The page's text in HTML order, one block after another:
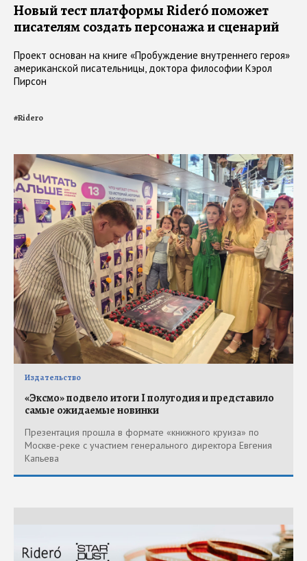
Новый тест платформы Rideró поможет
писателям создать персонажа и сценарий
Проект основан на книге «Пробуждение внутреннего героя»
американской писательницы, доктора философии Кэрол
Пирсон
#Ridero
Издательство
«Эксмо» подвело итоги I полугодия и представило
самые ожидаемые новинки
Презентация прошла в формате «книжного круиза» по
Москве-реке с участием генерального директора Евгения
Капьева